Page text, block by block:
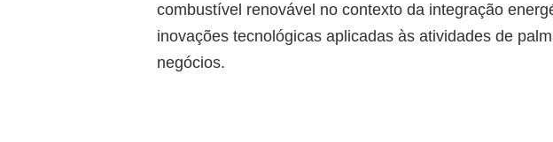
combustível renovável no contexto da integração
inovações tecnológicas aplicadas às atividades de
negócios.